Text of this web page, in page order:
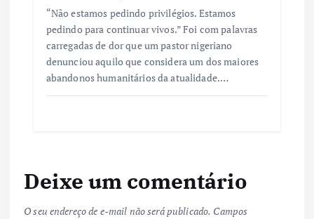
“Não estamos pedindo privilégios. Estamos
pedindo para continuar vivos.” Foi com palavras
carregadas de dor que um pastor nigeriano
denunciou aquilo que considera um dos maiores
abandonos humanitários da atualidade.…
Deixe um comentário
O seu endereço de e-mail não será publicado. Campos